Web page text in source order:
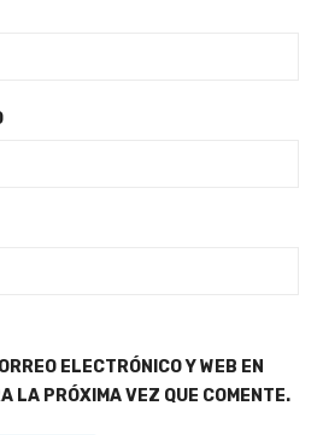
ELECTRÓNICO Y WEB EN
LA PRÓXIMA VEZ QUE COMENTE.